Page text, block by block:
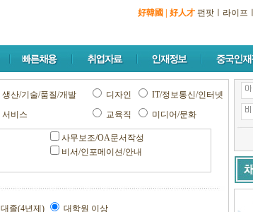
好韓國 好人才 펀팟 라이프
생산/기술/품질/개발 디자인
IT/정보통신/인터넷
서비스 교육직 미디어/문화
사무보조/OA문서작성
비서/인포메이션/안내
대졸(4년제) 대학원 이상